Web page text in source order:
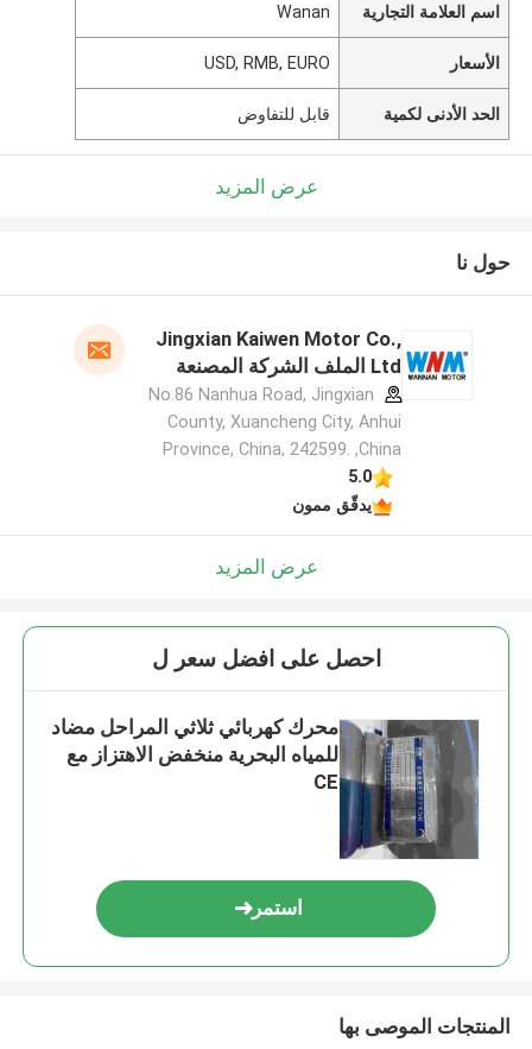
اسم العلامة التجارية Wanan
الأسعار USD, RMB, EURO
الحد الأدنى لكمية قابل للتفاوض
عرض المزيد
حول نا
Jingxian Kaiwen Motor Co.,
Ltd الملف الشركة المصنعة
No.86 Nanhua Road, Jingxian
County, Xuancheng City, Anhui
Province, China, 242599. ,China
5.0
يدقّق ممون
عرض المزيد
احصل على افضل سعر ل
محرك كهربائي ثلاثي المراحل مضاد
للمياه البحرية منخفض الاهتزاز مع
CE
استمر
المنتجات الموصى بها